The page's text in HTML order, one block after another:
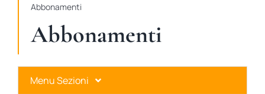
Abbonamenti
Abbonamenti
Menu Sezioni